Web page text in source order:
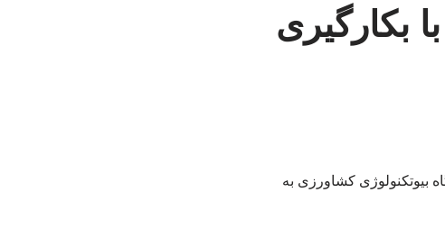
بکارگیری
بیوتکنولوژی کشاورزی به